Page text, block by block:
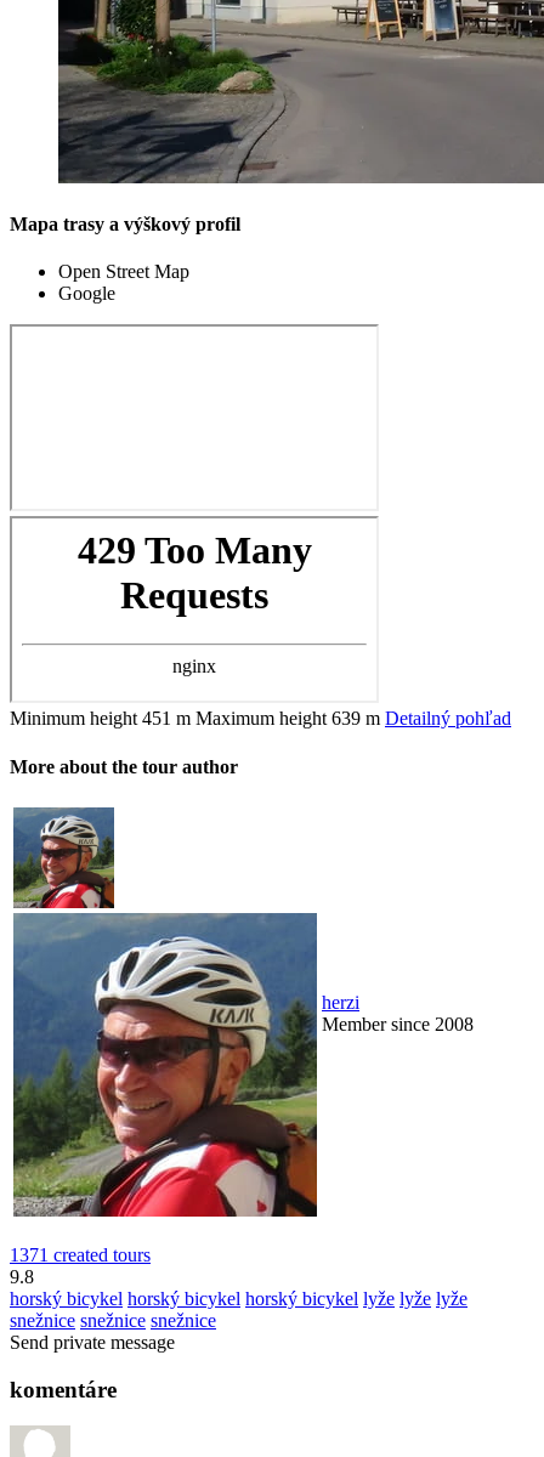
Mapa trasy a výškový profil
Open Street Map
Google
Minimum height 451 m Maximum height 639 m Detailný pohľad
More about the tour author
herzi
Member since 2008
1371 created tours
9.8
horský bicykel horský bicykel horský bicykel lyže lyže lyže
snežnice snežnice snežnice
Send private message
komentáre